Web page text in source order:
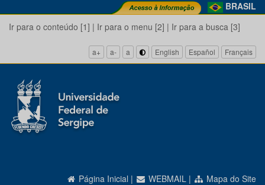
BRASIL
Ir para o conteúdo [1] | Ir para o menu [2] | Ir para a busca [3]
a+ a- a English Español Français
Página Inicial | WEBMAIL | Mapa do Site